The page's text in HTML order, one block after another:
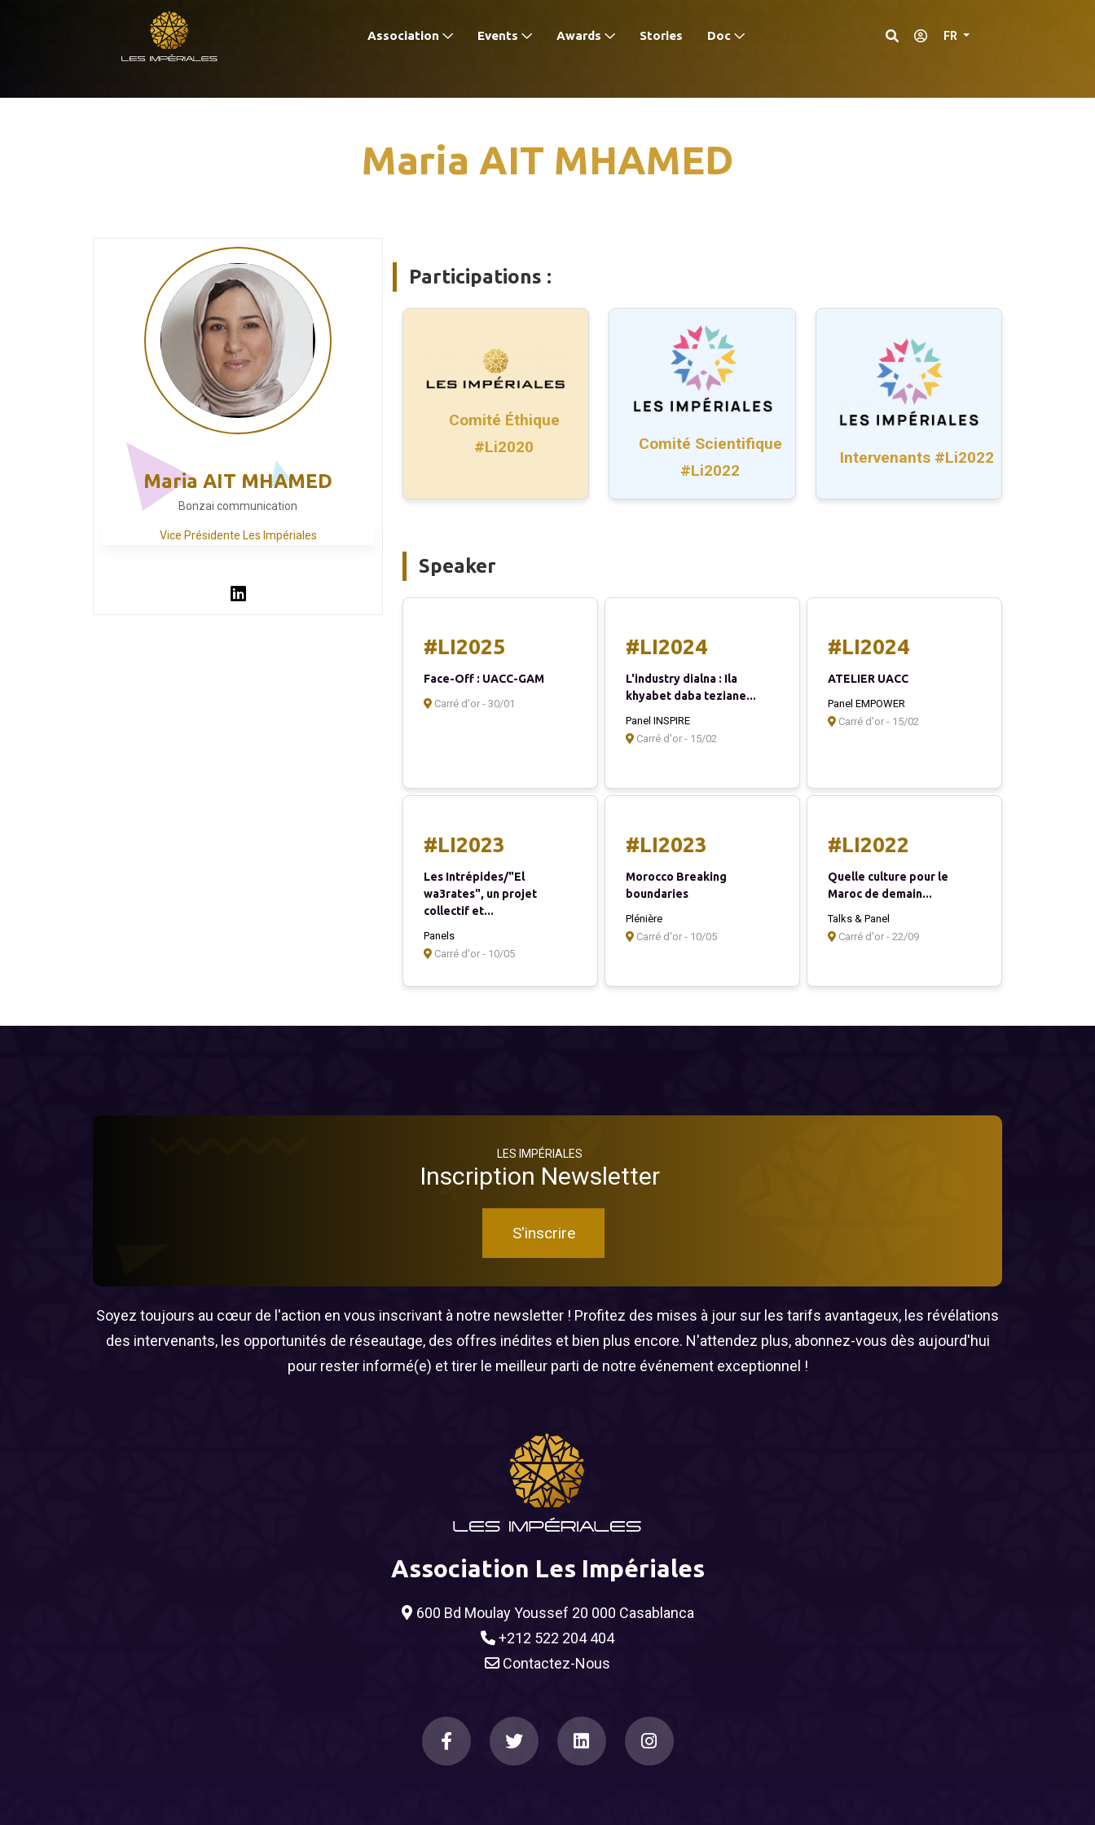
Association Events Awards Stories Doc FR
Maria AIT MHAMED
Maria AIT MHAMED
Bonzai communication
Vice Présidente Les Impériales
Participations :
Comité Éthique
#Li2020
Comité Scientifique
#Li2022
Intervenants #Li2022
Speaker
#LI2025
Face-Off : UACC-GAM
Carré d'or - 30/01
#LI2024
L'industry dialna : Ila
khyabet daba teziane...
Panel INSPIRE
Carré d'or - 15/02
#LI2024
ATELIER UACC
Panel EMPOWER
Carré d'or - 15/02
#LI2023
Les Intrépides/"El
wa3rates", un projet
collectif et...
Panels
Carré d'or - 10/05
#LI2023
Morocco Breaking
boundaries
Plénière
Carré d'or - 10/05
#LI2022
Quelle culture pour le
Maroc de demain...
Talks & Panel
Carré d'or - 22/09
LES IMPÉRIALES
Inscription Newsletter
S'inscrire
Soyez toujours au cœur de l'action en vous inscrivant à notre newsletter ! Profitez des mises à jour sur les tarifs avantageux, les révélations
des intervenants, les opportunités de réseautage, des offres inédites et bien plus encore. N'attendez plus, abonnez-vous dès aujourd'hui
pour rester informé(e) et tirer le meilleur parti de notre événement exceptionnel !
Association Les Impériales
600 Bd Moulay Youssef 20 000 Casablanca
+212 522 204 404
Contactez-Nous